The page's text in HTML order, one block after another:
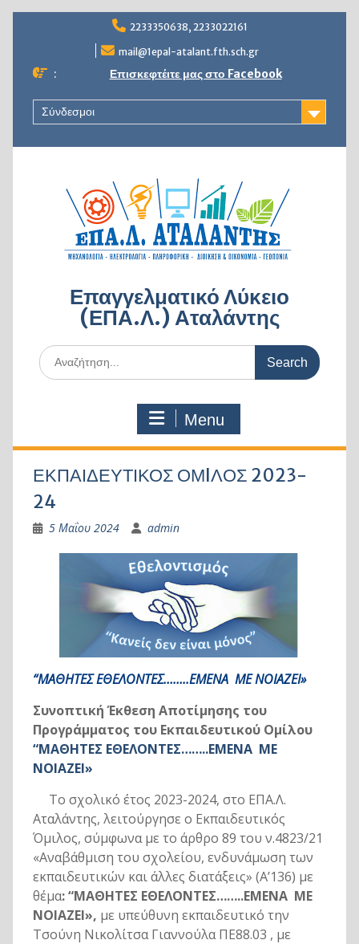
2233350638, 2233022161
mail@1epal-atalant.fth.sch.gr
: Επισκεφτέιτε μας στο Facebook
Σύνδεσμοι
Επαγγελματικό Λύκειο
(ΕΠΑ.Λ.) Αταλάντης
Search
for:
Menu
ΕΚΠΑΙΔΕΥΤΙΚΟΣ ΟΜIΛΟΣ 2023-
24
5 Μαΐου 2024 admin
“ΜΑΘΗΤΕΣ ΕΘΕΛΟΝΤΕΣ……..ΕΜΕΝΑ ΜΕ ΝΟΙΑΖΕΙ»
Συνοπτική Έκθεση Αποτίμησης του
Προγράμματος του Εκπαιδευτικού Ομίλου
“ΜΑΘΗΤΕΣ ΕΘΕΛΟΝΤΕΣ……..ΕΜΕΝΑ ΜΕ
ΝΟΙΑΖΕΙ»
Το σχολικό έτος 2023-2024, στο ΕΠΑ.Λ.
Αταλάντης, λειτούργησε ο Εκπαιδευτικός
Όμιλος, σύμφωνα με το άρθρο 89 του ν.4823/21
«Αναβάθμιση του σχολείου, ενδυνάμωση των
εκπαιδευτικών και άλλες διατάξεις» (Α’136) με
θέμα:“ΜΑΘΗΤΕΣ ΕΘΕΛΟΝΤΕΣ……..ΕΜΕΝΑ ΜΕ
ΝΟΙΑΖΕΙ», με υπεύθυνη εκπαιδευτικό την
Τσούνη Νικολίτσα Γιαννούλα ΠΕ88.03 , με